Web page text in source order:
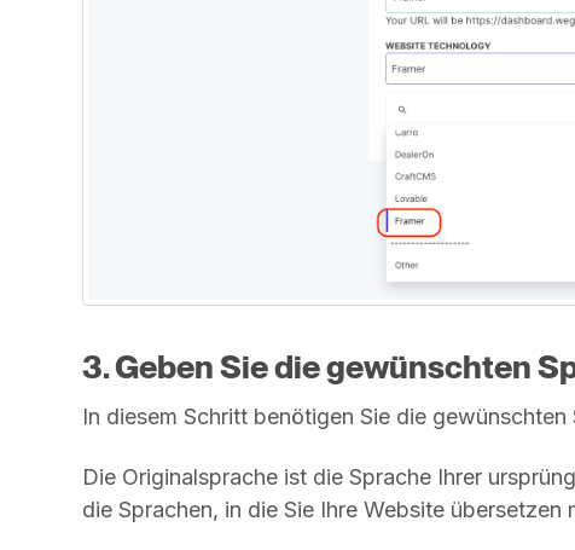
3. Geben Sie die gewünschten
In diesem Schritt benötigen Sie die gewünschten
Die Originalsprache ist die Sprache Ihrer
die Sprachen, in die Sie Ihre Website übersetzen